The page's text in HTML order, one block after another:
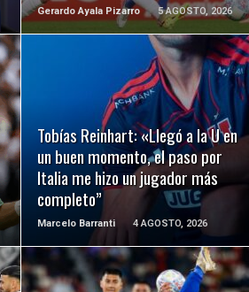
Gerardo Ayala Pizarro 5 AGOSTO, 2026
Tobías Reinhart: «Llegó a la U en
un buen momento, el paso por
Italia me hizo un jugador más
completo”
Marcelo Barranti 4 AGOSTO, 2026
LEER MÁS